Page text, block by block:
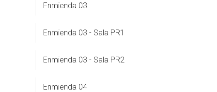
Enmienda 03
Enmienda 03 - Sala PR1
Enmienda 03 - Sala PR2
Enmienda 04